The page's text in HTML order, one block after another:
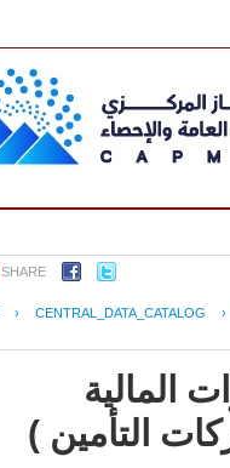
SHARE
› CENTRAL_DATA_CATALOG ›
المالية
التأمين )